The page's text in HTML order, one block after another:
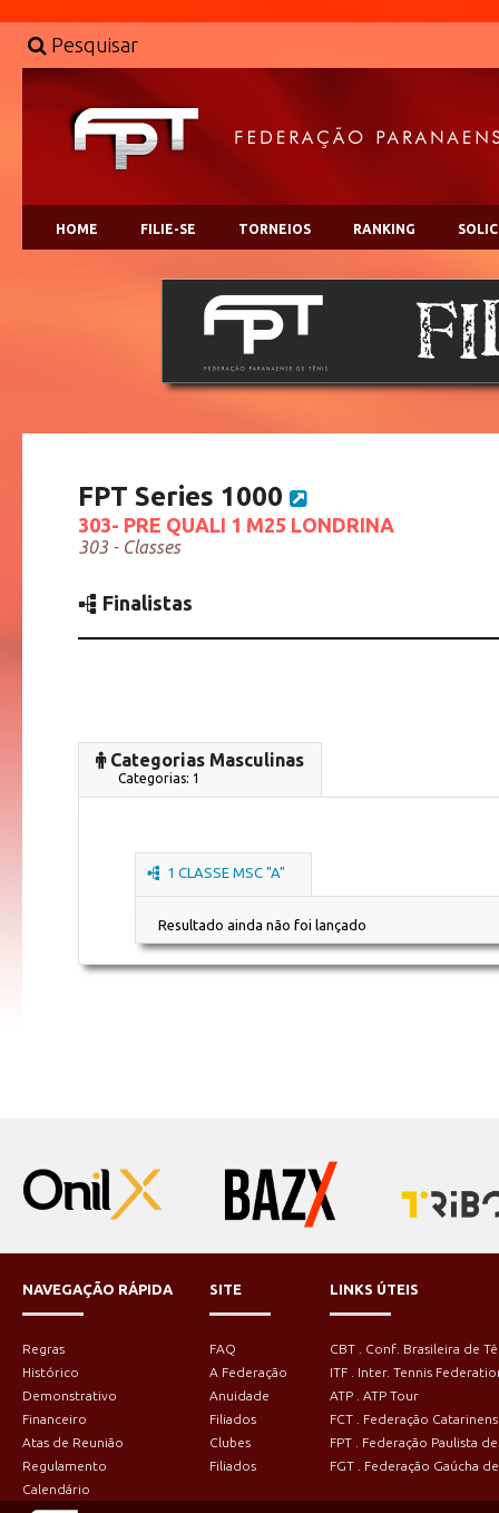
Pesquisar
HOME FILIE-SE TORNEIOS RANKING
FPT Series 1000
303- PRE QUALI 1 M25 LONDRINA
303 - Classes
Finalistas
Categorias Masculinas
Categorias: 1
1 CLASSE MSC "A"
Resultado ainda não foi lançado
NAVEGAÇÃO RÁPIDA
Regras
Histórico
Demonstrativo
Financeiro
Atas de Reunião
Regulamento
Calendário
SITE
FAQ
A Federação
Anuidade
Filiados
Clubes
Filiados
LINKS ÚTEIS
CBT . Conf. Brasileira de
ITF . Inter. Tennis
ATP . ATP Tour
FCT . Federação
FPT . Federação Paulista
FGT . Federação Gaúcha